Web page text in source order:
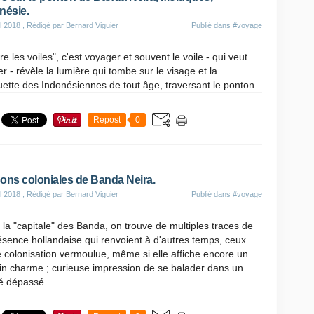
2018 , Rédigé par Bernard Viguier Publié dans #voyage
les voiles", c'est voyager et souvent le voile - qui veut
- révèle la lumière qui tombe sur le visage et la
des Indonésiennes de tout âge, traversant le ponton.
Repost 0
coloniales de Banda Neira.
2018 , Rédigé par Bernard Viguier Publié dans #voyage
la "capitale" des Banda, on trouve de multiples traces de
hollandaise qui renvoient à d'autres temps, ceux
colonisation vermoulue, même si elle affiche encore un
charme.; curieuse impression de se balader dans un
dépassé......